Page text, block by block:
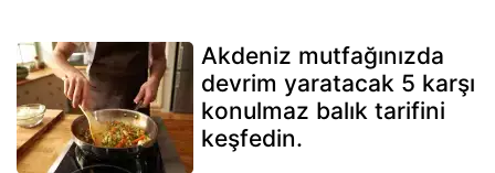
Akdeniz mutfağınızda
devrim yaratacak 5 karşı
konulmaz balık tarifini
keşfedin.